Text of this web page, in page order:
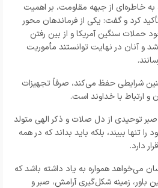
به خاطره‌ای از جبهه مقاومت، بر اهمیت
کرد و گفت: یکی از فرماندهان محور
حملات سنگین آمریکا و از بین رفتن
و آنان در نهایت توانستند مأموریت
شرایطی حفظ می‌کند، صرفاً تجهیزات
ارتباط با خداوند است.
صبر توحیدی از دل صلات و ذکر الهی متولد
تنها ببیند، بلکه باید بداند که در همه
دارد.
می‌خواهد همواره به یاد داشته باشد که
باور، زمینه شکل‌گیری آرامش، صبر و